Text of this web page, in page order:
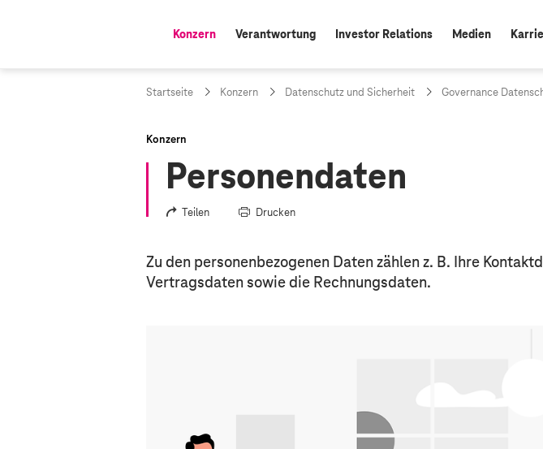
aktiv:
Konzern Verantwortung Investor Relations Medien
Startseite Konzern Datenschutz und Sicherheit Governance
Konzern
Personendaten
Teilen Drucken
Zu den personenbezogenen Daten zählen z. B. Ihre
Vertragsdaten sowie die Rechnungsdaten.